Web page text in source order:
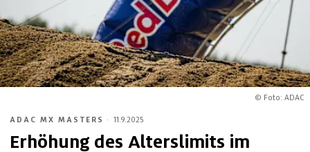
© Foto: ADAC
ADAC MX MASTERS · 11.9.2025
Erhöhung des Alterslimits im